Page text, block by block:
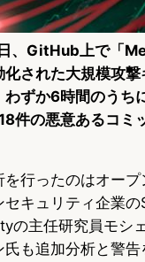
、GitHub上で「
化された大規模攻
わずか6時間のうち
件の悪意あるコミ
行ったのはオープ
セキュリティ企業
の主任研究員モシ
氏も追加分析と警告